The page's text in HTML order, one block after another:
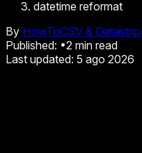
datetime reformat
By HowToCSV &
Published: •2 min read
Last updated: 5 ago 2026